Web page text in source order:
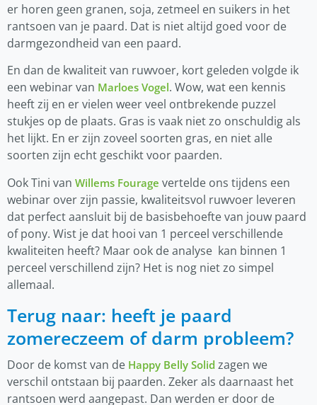
er horen geen granen, soja, zetmeel en suikers in het
rantsoen van je paard. Dat is niet altijd goed voor de
darmgezondheid van een paard.
En dan de kwaliteit van ruwvoer, kort geleden volgde ik
een webinar van Marloes Vogel. Wow, wat een kennis
heeft zij en er vielen weer veel ontbrekende puzzel
stukjes op de plaats. Gras is vaak niet zo onschuldig als
het lijkt. En er zijn zoveel soorten gras, en niet alle
soorten zijn echt geschikt voor paarden.
Ook Tini van Willems Fourage vertelde ons tijdens een
webinar over zijn passie, kwaliteitsvol ruwvoer leveren
dat perfect aansluit bij de basisbehoefte van jouw paard
of pony. Wist je dat hooi van 1 perceel verschillende
kwaliteiten heeft? Maar ook de analyse kan binnen 1
perceel verschillend zijn? Het is nog niet zo simpel
allemaal.
Terug naar: heeft je paard
zomereczeem of darm probleem?
Door de komst van de Happy Belly Solid zagen we
verschil ontstaan bij paarden. Zeker als daarnaast het
rantsoen werd aangepast. Dan werden er door de